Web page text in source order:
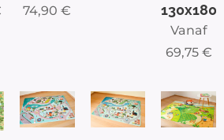
74,90 €
Vanaf
69,75€